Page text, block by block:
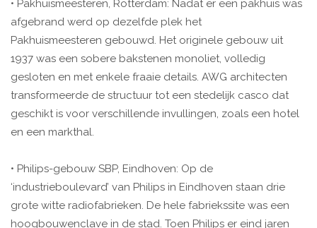
• Pakhuismeesteren, Rotterdam: Nadat er een pakhuis was
afgebrand werd op dezelfde plek het
Pakhuismeesteren gebouwd. Het originele gebouw uit
1937 was een sobere bakstenen monoliet, volledig
gesloten en met enkele fraaie details. AWG architecten
transformeerde de structuur tot een stedelijk casco dat
geschikt is voor verschillende invullingen, zoals een hotel
en een markthal.
• Philips-gebouw SBP, Eindhoven: Op de
‘industrieboulevard’ van Philips in Eindhoven staan drie
grote witte radiofabrieken. De hele fabriekssite was een
hoogbouwenclave in de stad. Toen Philips er eind jaren